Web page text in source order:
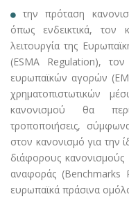
την πρόταση
όπως ενδεικτικά, τον
λειτουργία της
(ESMA Regulation),
ευρωπαϊκών αγορών
χρηματοπιστωτικών
κανονισμού θα
τροποποιήσεις,
στον κανονισμό για την
διάφορους κανονισμούς
αναφοράς (Benchmarks
ευρωπαϊκά πράσινα